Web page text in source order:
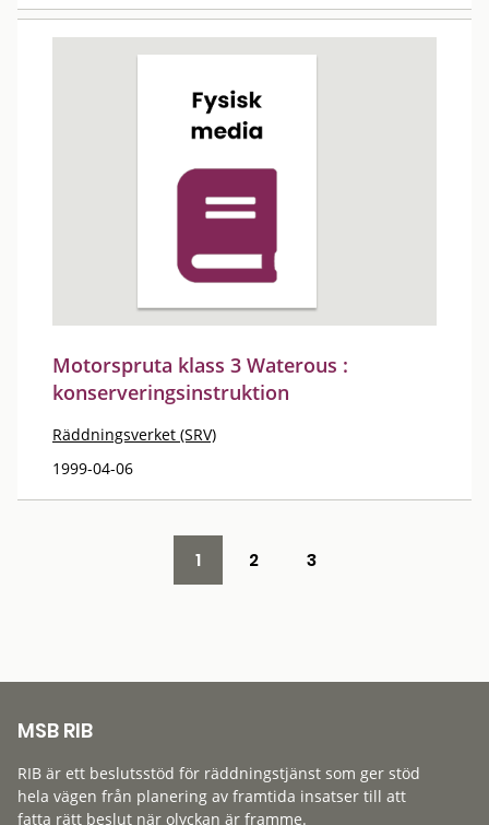
Motorspruta klass 3 Waterous :
konserveringsinstruktion
Räddningsverket (SRV)
1999-04-06
1 2 3
MSB RIB
RIB är ett beslutsstöd för räddningstjänst som ger stöd
hela vägen från planering av framtida insatser till att
fatta rätt beslut när olyckan är framme.